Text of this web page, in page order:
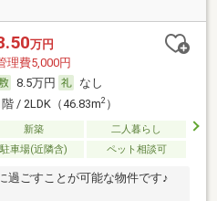
万円
理費5,000円
8.5万円
なし
階 / 2LDK（46.83m2）
新築
二人暮らし
駐車場(近隣含) ペット相談可
過ごすことが可能な物件です♪